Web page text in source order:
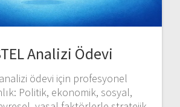
Analizi Ödevi
ödevi için profesyonel
Politik, ekonomik, sosyal,